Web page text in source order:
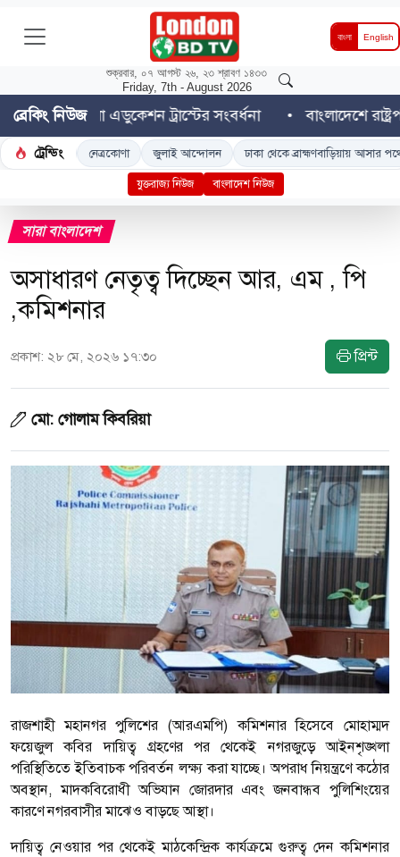
বাংলা English
শুক্রবার, ০৭ আগস্ট ২৬, ২৩ শ্রাবণ ১৪৩৩
Friday, 7th - August 2026
ব্রেকিং নিউজ
বাংলা এডুকেশন ট্রাস্টের সংবর্ধনা বাংলাদেশে রাষ্ট্রপতি
ট্রেন্ডিং
নেত্রকোণা জুলাই আন্দোলন ঢাকা থেকে ব্রাহ্মণবাড়িয়ায় আসার পথে 'ডুয়েট'
যুক্তরাজ্য নিউজ বাংলাদেশ নিউজ
সারা বাংলাদেশ
অসাধারণ নেতৃত্ব দিচ্ছেন আর, এম , পি
,কমিশনার
প্রকাশ: ২৮ মে, ২০২৬ ১৭:৩০ প্রিন্ট
মো: গোলাম কিবরিয়া
রাজশাহী মহানগর পুলিশের (আরএমপি) কমিশনার হিসেবে মোহাম্মদ
ফয়েজুল কবির দায়িত্ব গ্রহণের পর থেকেই নগরজুড়ে আইনশৃঙ্খলা
পরিস্থিতিতে ইতিবাচক পরিবর্তন লক্ষ্য করা যাচ্ছে। অপরাধ নিয়ন্ত্রণে কঠোর
অবস্থান, মাদকবিরোধী অভিযান জোরদার এবং জনবান্ধব পুলিশিংয়ের
কারণে নগরবাসীর মাঝেও বাড়ছে আস্থা।
দায়িত্ব নেওয়ার পর থেকেই মাঠকেন্দ্রিক কার্যক্রমে গুরুত্ব দেন কমিশনার